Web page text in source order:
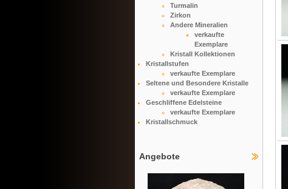
Turmalin
Zirkon
Andere Mineralien
verkaufte
Exemplare
Kristall Kollektionen
Kristallstufen
verkaufte Exemplare
Seltene und Besondere Kristalle
verkaufte Exemplare
Geschliffene Edelsteine
verkaufte Exemplare
Kristallschmuck
Angebote